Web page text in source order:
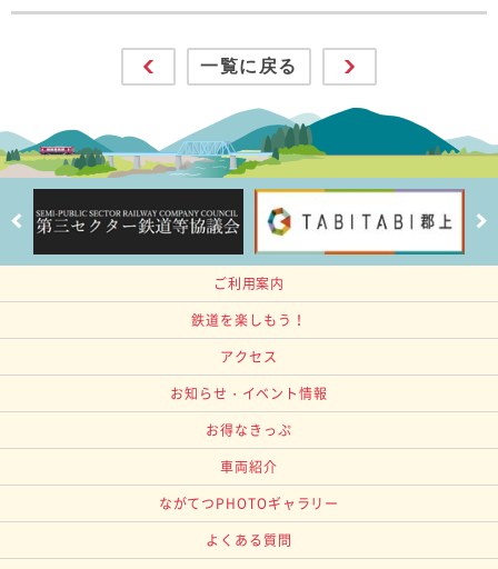
一覧に戻る
ご利用案内
鉄道を楽しもう！
アクセス
お知らせ・イベント情報
お得なきっぷ
車両紹介
ながてつPHOTOギャラリー
よくある質問